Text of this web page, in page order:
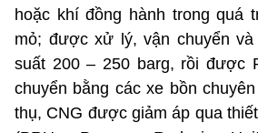
hoặc khí đồng hành trong quá
mỏ; được xử lý, vận chuyển
suất 200 – 250 barg, rồi được
chuyển bằng các xe bồn
thụ, CNG được giảm áp qua